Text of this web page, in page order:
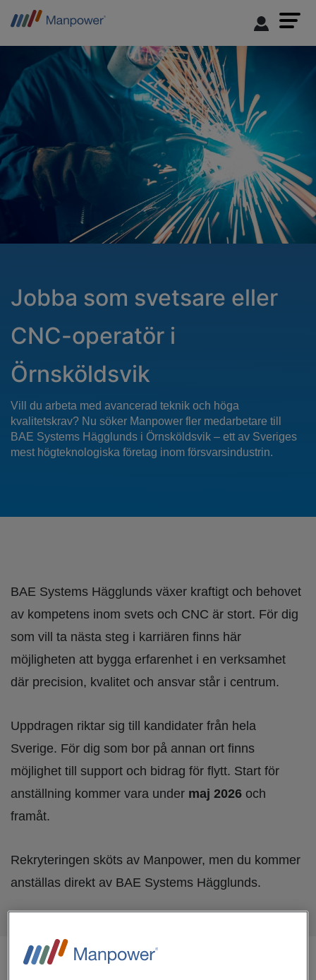
Jobba som svetsare eller
CNC-operatör i
Örnsköldsvik
Vill du arbeta med avancerad teknik och höga
kvalitetskrav? Nu söker Manpower fler medarbetare till
BAE Systems Hägglunds i Örnsköldsvik – ett av Sveriges
mest högteknologiska företag inom försvarsindustrin.
BAE Systems Hägglunds växer kraftigt och behovet
av kompetens inom svets och CNC är stort. För dig
som vill ta nästa steg i karriären finns här
möjligheten att bygga erfarenhet i en verksamhet
där precision, kvalitet och ansvar står i centrum.
Uppdragen riktar sig till kandidater från hela
Sverige. För dig som bor på annan ort finns
möjlighet till support och bidrag för flytt. Start för
anställning kommer vara under maj 2026 och
framåt.
Rekryteringen sköts av Manpower, men du kommer
anställas direkt av BAE Systems Hägglunds.